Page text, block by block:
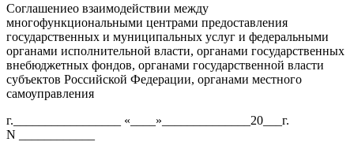
Соглашениео взаимодействии между
многофункциональными центрами предоставления
государственных и муниципальных услуг и федеральными
органами исполнительной власти, органами государственных
внебюджетных фондов, органами государственной власти
субъектов Российской Федерации, органами местного
самоуправления
г._________________ «____»______________20___г.
N ____________